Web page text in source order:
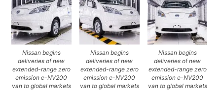
Nissan begins
deliveries of new
extended-range zero
emission e-NV200
van to global markets
Nissan begins
deliveries of new
extended-range zero
emission e-NV200
van to global markets
Nissan begins
deliveries of new
extended-range zero
emission e-NV200
van to global markets